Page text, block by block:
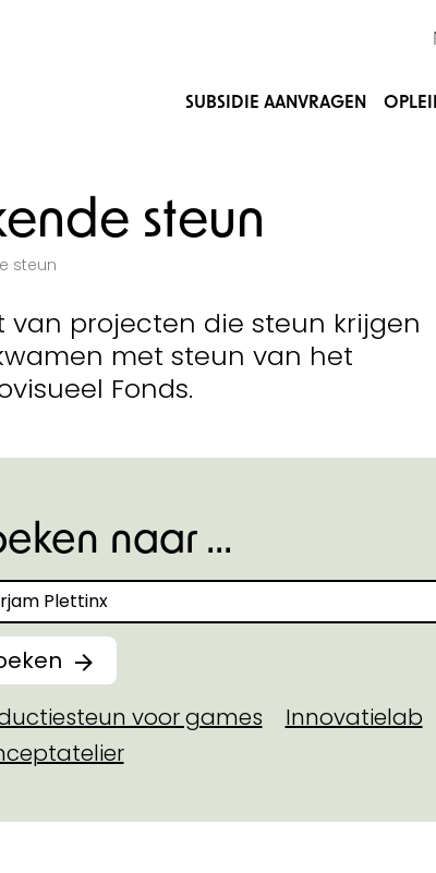
SUBSIDIE AANVRAGEN
steun
steun
van projecten die steun krijgen
met steun van het
Fonds.
naar ...
naar
voor games
Innovatielab